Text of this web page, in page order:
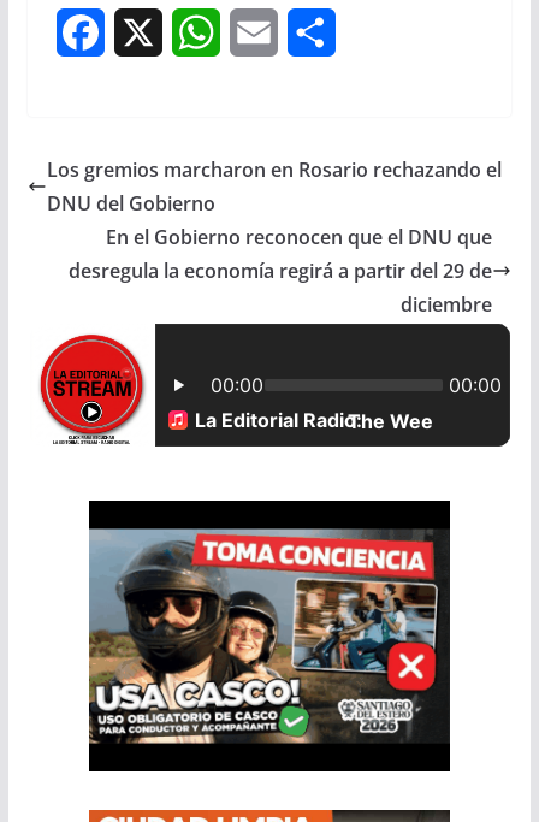
e
b
o
k
W
t
A
p
i
r
Los gremios marcharon en Rosario rechazando el
DNU del Gobierno
En el Gobierno reconocen que el DNU que
desregula la economía regirá a partir del 29 de
diciembre